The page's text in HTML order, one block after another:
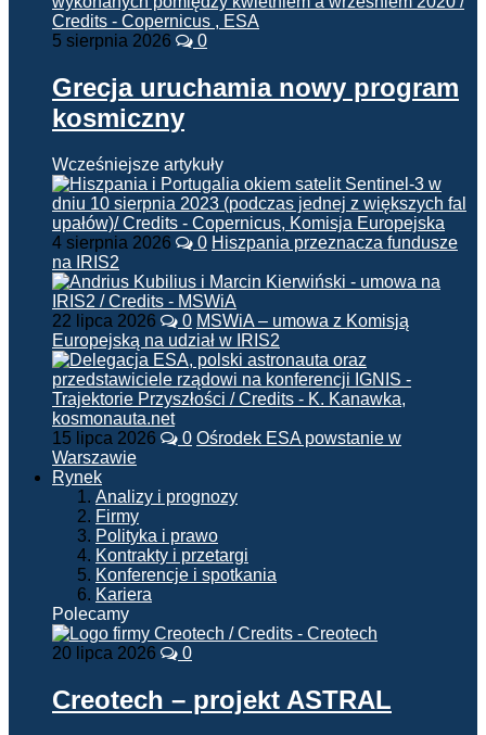
5 sierpnia 2026 0
Grecja uruchamia nowy program
kosmiczny
Wcześniejsze artykuły
4 sierpnia 2026 0 Hiszpania przeznacza fundusze
na IRIS2
22 lipca 2026 0 MSWiA – umowa z Komisją
Europejską na udział w IRIS2
15 lipca 2026 0 Ośrodek ESA powstanie w
Warszawie
Rynek
Analizy i prognozy
Firmy
Polityka i prawo
Kontrakty i przetargi
Konferencje i spotkania
Kariera
Polecamy
20 lipca 2026 0
Creotech – projekt ASTRAL